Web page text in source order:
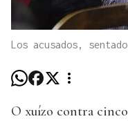
Los acusados,
O xuízo contra cinco